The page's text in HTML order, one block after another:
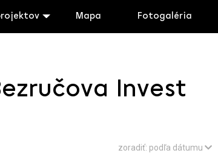
Mapa Fotogaléria
Invest
zoradiť: podľa dátumu